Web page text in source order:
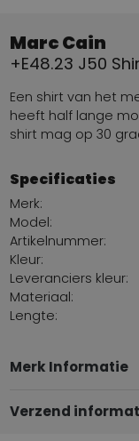
Marc Cain
+E48.23 J50
Een shirt van het
heeft half lange
shirt mag op 30
Specificaties
Merk:
Model:
Artikelnummer:
Kleur:
Leveranciers kleur:
Materiaal:
Lengte:
Merk Informatie
Verzend